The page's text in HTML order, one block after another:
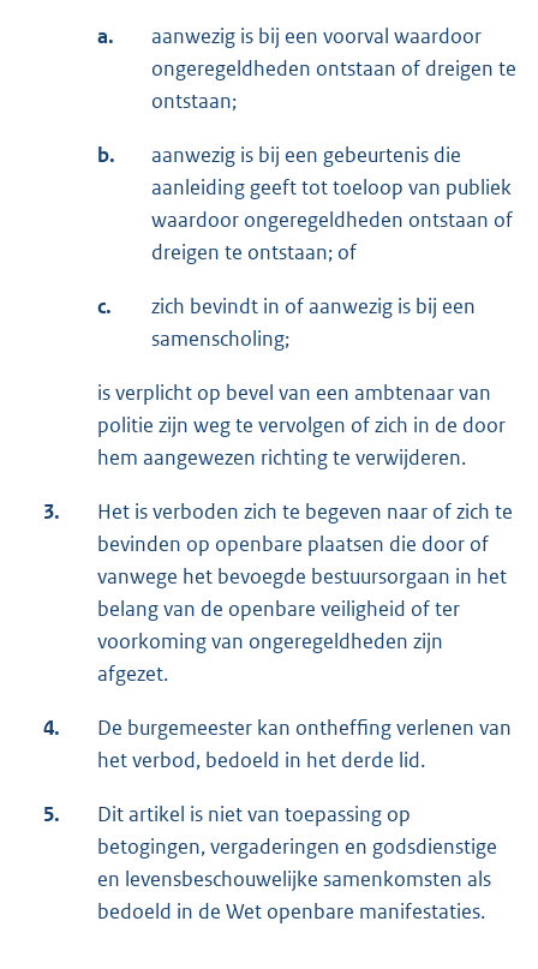
a.
aanwezig is bij een voorval waardoor
ongeregeldheden ontstaan of dreigen te
ontstaan;
b.
aanwezig is bij een gebeurtenis die
aanleiding geeft tot toeloop van publiek
waardoor ongeregeldheden ontstaan of
dreigen te ontstaan; of
c.
zich bevindt in of aanwezig is bij een
samenscholing;
is verplicht op bevel van een ambtenaar van
politie zijn weg te vervolgen of zich in de door
hem aangewezen richting te verwijderen.
3.
Het is verboden zich te begeven naar of zich te
bevinden op openbare plaatsen die door of
vanwege het bevoegde bestuursorgaan in het
belang van de openbare veiligheid of ter
voorkoming van ongeregeldheden zijn
afgezet.
4.
De burgemeester kan ontheffing verlenen van
het verbod, bedoeld in het derde lid.
5.
Dit artikel is niet van toepassing op
betogingen, vergaderingen en godsdienstige
en levensbeschouwelijke samenkomsten als
bedoeld in de Wet openbare manifestaties.